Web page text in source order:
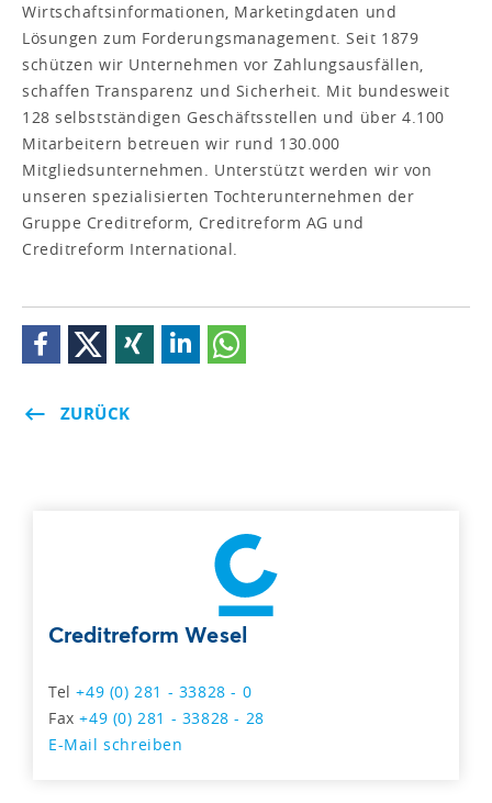
Wirtschaftsinformationen, Marketingdaten und
Lösungen zum Forderungsmanagement. Seit 1879
schützen wir Unternehmen vor Zahlungsausfällen,
schaffen Transparenz und Sicherheit. Mit bundesweit
128 selbstständigen Geschäftsstellen und über 4.100
Mitarbeitern betreuen wir rund 130.000
Mitgliedsunternehmen. Unterstützt werden wir von
unseren spezialisierten Tochterunternehmen der
Gruppe Creditreform, Creditreform AG und
Creditreform International.
ZURÜCK
Creditreform Wesel
Tel+49 (0) 281 - 33828 - 0
Fax+49 (0) 281 - 33828 - 28
E-Mail schreiben